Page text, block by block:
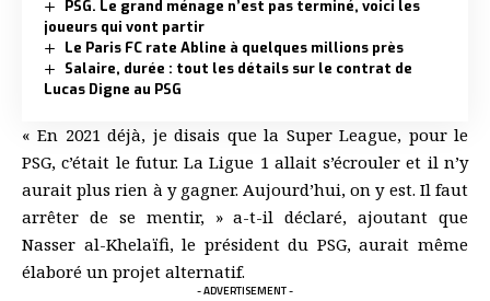
PSG. Le grand ménage n’est pas terminé, voici les
joueurs qui vont partir
Le Paris FC rate Abline à quelques millions près
Salaire, durée : tout les détails sur le contrat de
Lucas Digne au PSG
« En 2021 déjà, je disais que la Super League, pour le
PSG, c’était le futur. La Ligue 1 allait s’écrouler et il n’y
aurait plus rien à y gagner. Aujourd’hui, on y est. Il faut
arrêter de se mentir, » a-t-il déclaré, ajoutant que
Nasser al-Khelaïfi, le président du PSG, aurait même
élaboré un projet alternatif.
- ADVERTISEMENT -